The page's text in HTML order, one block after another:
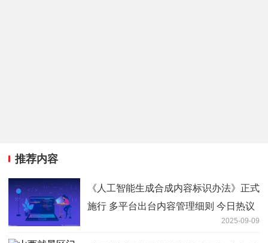
推荐内容
《人工智能生成合成内容标识办法》正式
施行 多平台出台内容管理细则 今日热议
2025-09-09